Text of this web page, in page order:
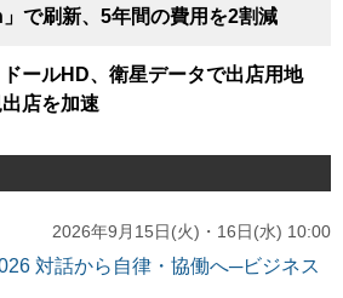
で刷新、5年間の費用を2割減
ールHD、衛星データで出店用地
店を加速
2026年9月15日(火)・16日(水) 10:00
対話から自律・協働へ─ビジネス